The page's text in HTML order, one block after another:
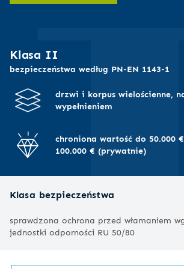
Klasa II
bezpieczeństwa według PN-EN 1143-1
drzwi i korpus wielościenne,
wypełnieniem
chroniona wartość do 50.000
100.000 € (prywatnie)
Klasa bezpieczeństwa
sprawdzona ochrona przed włamaniem
jednostki odporności RU 50/80